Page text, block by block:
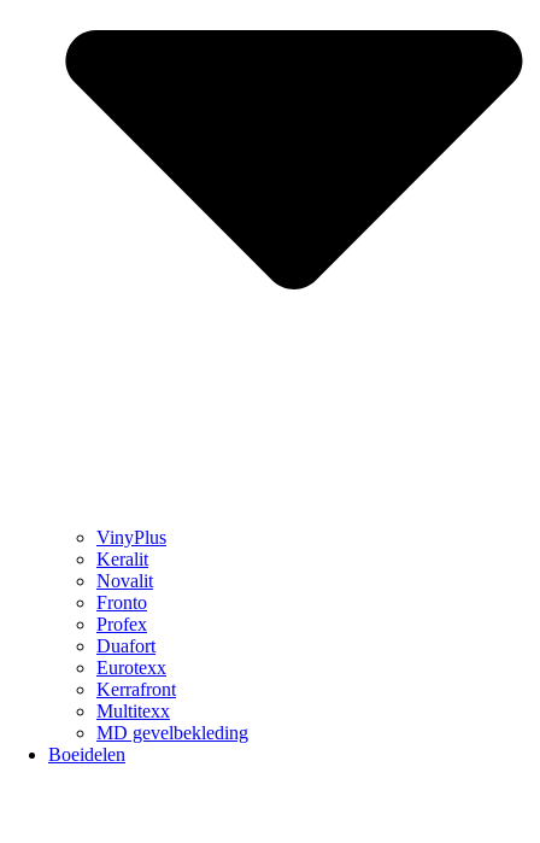
VinyPlus
Keralit
Novalit
Fronto
Profex
Duafort
Eurotexx
Kerrafront
Multitexx
MD gevelbekleding
Boeidelen